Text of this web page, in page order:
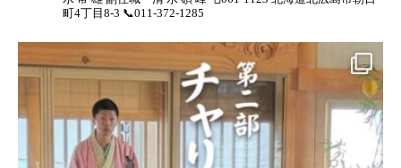
町4丁目8-3 📞011-372-1285